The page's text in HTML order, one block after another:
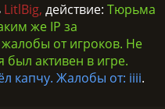
LitlBig, действие: Тюрьма
же IP за
от игроков. Не
был активен в игре.
капчу. Жалобы от: iiii.